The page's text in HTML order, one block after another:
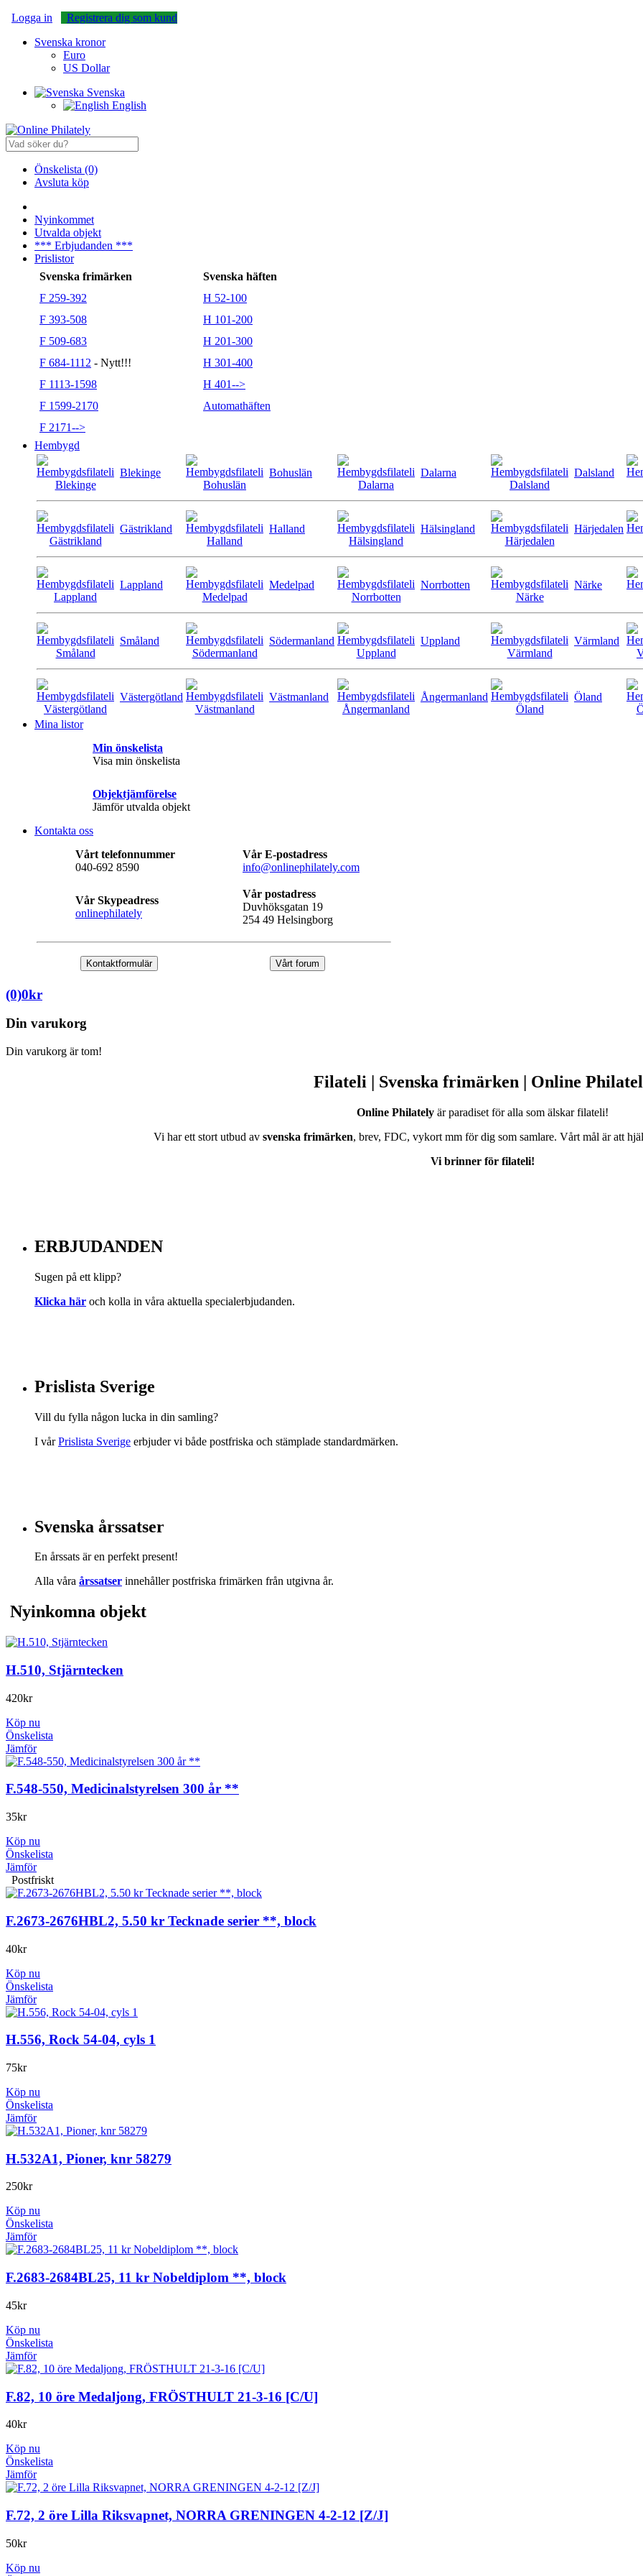
Logga in
Registrera dig som kund
Svenska kronor
Euro
US Dollar
Svenska
English
Önskelista (0)
Avsluta köp
Nyinkommet
Utvalda objekt
*** Erbjudanden ***
Prislistor
Svenska frimärken
Svenska häften
F 259-392
H 52-100
F 393-508
H 101-200
F 509-683
H 201-300
F 684-1112 - Nytt!!!
H 301-400
F 1113-1598
H 401-->
F 1599-2170
Automathäften
F 2171-->
Hembygd
Blekinge Bohuslän Dalarna Dalsland
Gästrikland Halland Hälsingland Härjedalen
Lappland Medelpad Norrbotten Närke
Småland Södermanland Uppland Värmland
Västergötland Västmanland Ångermanland Öland
Mina listor
Min önskelista
Visa min önskelista
Objektjämförelse
Jämför utvalda objekt
Kontakta oss
Vårt telefonnummer
040-692 8590
Vår E-postadress
info@onlinephilately.com
Vår Skypeadress
onlinephilately
Vår postadress
Duvhöksgatan 19
254 49 Helsingborg
Kontaktformulär Vårt forum
(0)0kr
Din varukorg
Din varukorg är tom!
Filateli | Svenska frimärken | Online
Online Philatelyär paradiset för alla som älskar filateli!
Vi har ett stort utbud av svenska frimärken, brev, FDC, vykort mm för dig som samlare. Vårt mål är att
Vi brinner för filateli!
ERBJUDANDEN
Sugen på ett klipp?
Klicka här och kolla in våra aktuella specialerbjudanden.
Prislista Sverige
Vill du fylla någon lucka in din samling?
I vårPrislista Sverige erbjuder vi både postfriska och stämplade standardmärken.
Svenska årssatser
En årssats är en perfekt present!
Alla våra årssatser innehåller postfriska frimärken från utgivna år.
Nyinkomna objekt
H.510, Stjärntecken
420kr
Köp nu
Önskelista
Jämför
F.548-550, Medicinalstyrelsen 300 år **
35kr
Köp nu
Önskelista
Jämför
Postfriskt
F.2673-2676HBL2, 5.50 kr Tecknade serier **, block
40kr
Köp nu
Önskelista
Jämför
H.556, Rock 54-04, cyls 1
75kr
Köp nu
Önskelista
Jämför
H.532A1, Pioner, knr 58279
250kr
Köp nu
Önskelista
Jämför
F.2683-2684BL25, 11 kr Nobeldiplom **, block
45kr
Köp nu
Önskelista
Jämför
F.82, 10 öre Medaljong, FRÖSTHULT 21-3-16 [C/U]
40kr
Köp nu
Önskelista
Jämför
F.72, 2 öre Lilla Riksvapnet, NORRA GRENINGEN 4-2-12 [Z/J]
50kr
Köp nu